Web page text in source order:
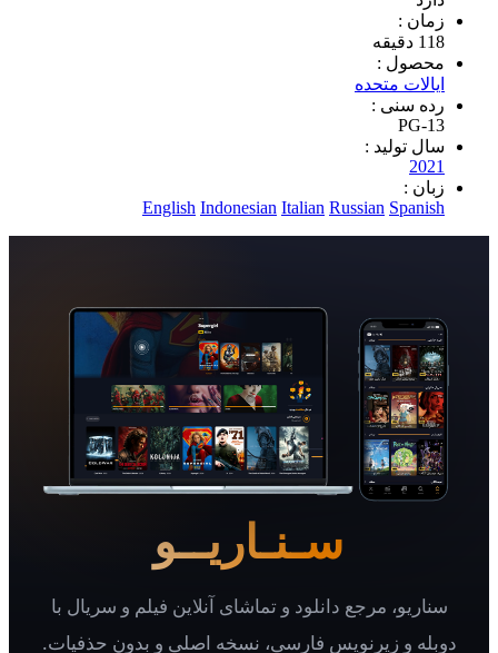
:
متحده
سنی :
:
English Indonesian Italian Russian
سـنـاریــو
مرجع دانلود و تماشای آنلاین فیلم و سریال با
و زیرنویس فارسی، نسخه اصلی و بدون حذفیات.